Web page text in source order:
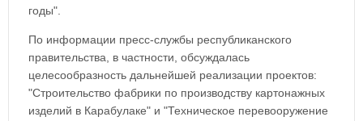
годы".
По информации пресс-службы республиканского
правительства, в частности, обсуждалась
целесообразность дальнейшей реализации проектов:
"Строительство фабрики по производству картонажных
изделий в Карабулаке" и "Техническое перевооружение